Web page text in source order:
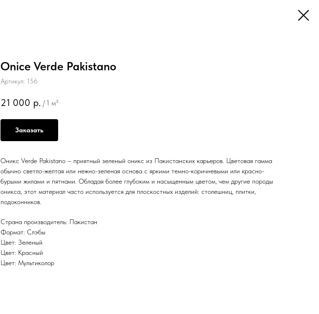
Onice Verde Pakistano
Артикул: 156
21 000 р. / 1 м²
Заказать
Оникс Verde Pakistano – приятный зеленый оникс из Пакистанских карьеров. Цветовая гамма
обычно светло-желтая или нежно-зеленая основа с яркими темно-коричневыми или красно-
бурыми жилами и пятнами. Обладая более глубоким и насыщенным цветом, чем другие породы
оникса, этот материал часто используется для плоскостных изделий: столешниц, плитки,
подоконников.
Страна производитель: Пакистан
Формат: Слэбы
Цвет: Зеленый
Цвет: Красный
Цвет: Мультиколор